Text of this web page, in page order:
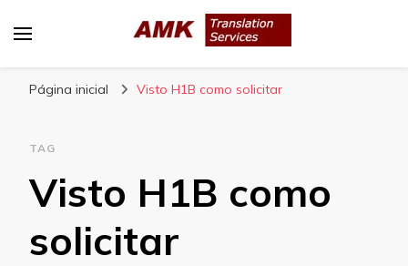
livre, tradução técnica, interpretação
Página inicial Visto H1B como solicitar
TAG
Visto H1B como
solicitar